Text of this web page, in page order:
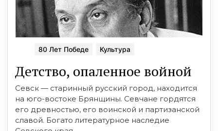
80 Лет Победе Культура
Детство, опаленное войной
Севск — старинный русский город, находится
на юго-востоке Брянщины. Севчане гордятся
его древностью, его воинской и партизанской
славой. Богато литературное наследие